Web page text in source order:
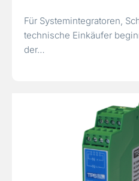
Für Systemintegratoren,
technische Einkäufer
der…